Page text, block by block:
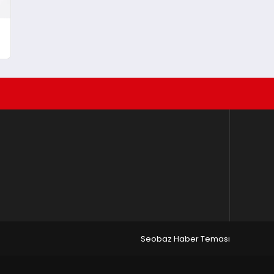
Seobaz Haber Teması